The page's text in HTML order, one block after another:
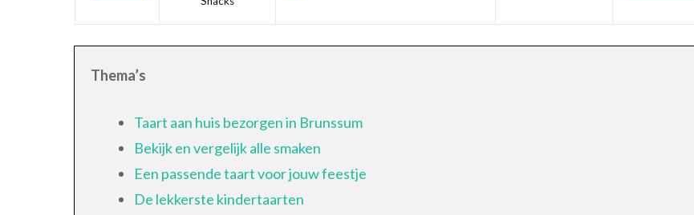
Thema’s
Taart aan huis bezorgen in Brunssum
Bekijk en vergelijk alle smaken
Een passende taart voor jouw feestje
De lekkerste kindertaarten